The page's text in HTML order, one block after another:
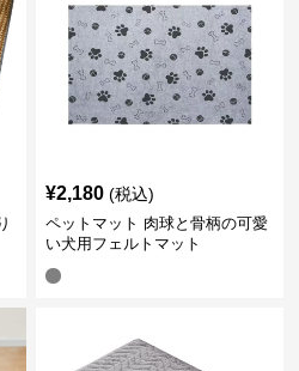
¥2,180 (税込)
ペットマット 肉球と骨柄の可愛
い犬用フェルトマット